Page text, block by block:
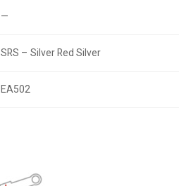
—
SRS – Silver Red Silver
EA502